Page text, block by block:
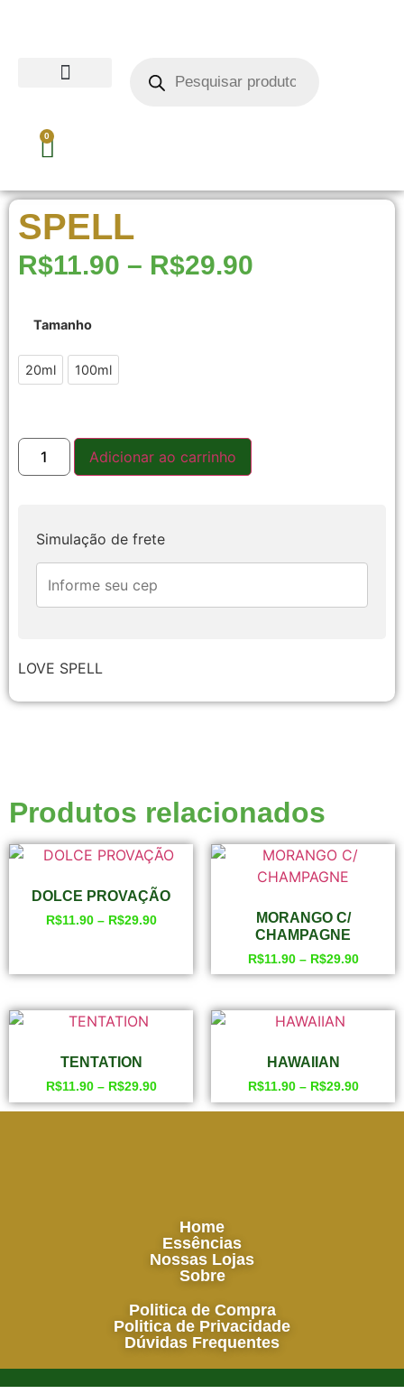
0
SPELL
R$11.90 – R$29.90
Tamanho
20ml
20ml 100ml
Adicionar ao carrinho
Simulação de frete
LOVE SPELL
Produtos relacionados
DOLCE PROVAÇÃO
R$11.90– R$29.90
MORANGO C/
CHAMPAGNE
R$11.90– R$29.90
TENTATION
R$11.90– R$29.90
HAWAIIAN
R$11.90– R$29.90
Home
Essências
Nossas Lojas
Sobre
Politica de Compra
Politica de Privacidade
Dúvidas Frequentes